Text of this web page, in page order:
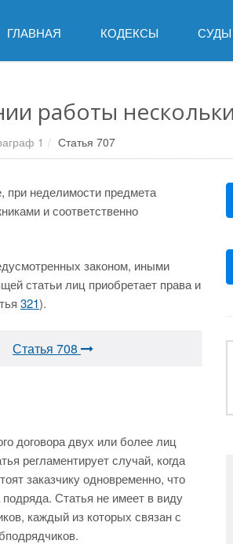
ГЛАВНАЯ КОДЕКСЫ СУДЫ
работы
1 Статья 707
при неделимости предмета
и соответственно
законом, иными
статьи лиц приобретает права и
321).
Статья 708
договора двух или более лиц
регламентирует случай, когда
заказчику одновременно, что
Статья не имеет в виду
каждый из которых связан с